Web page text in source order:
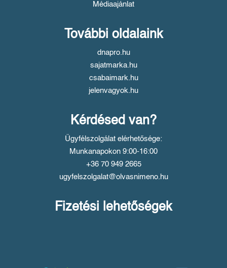
Médiaajánlat
További oldalaink
dnapro.hu
sajatmarka.hu
csabaimark.hu
jelenvagyok.hu
Kérdésed van?
Ügyfélszolgálat elérhetősége:
Munkanapokon 9:00-16:00
+36 70 949 2665
ugyfelszolgalat@olvasnimeno.hu
Fizetési lehetőségek